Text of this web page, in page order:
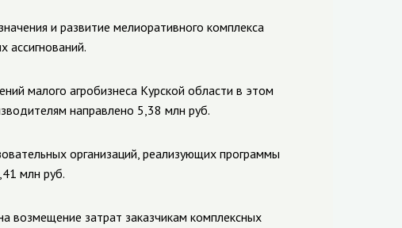
и развитие мелиоративного комплекса
ассигнований.
малого агробизнеса Курской области в этом
направлено 5,38 млн руб.
организаций, реализующих программы
млн руб.
возмещение затрат заказчикам комплексных